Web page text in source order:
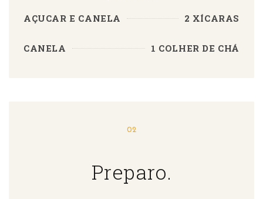
AÇUCAR E CANELA 2 XÍCARAS
CANELA 1 COLHER DE CHÁ
02
Preparo.